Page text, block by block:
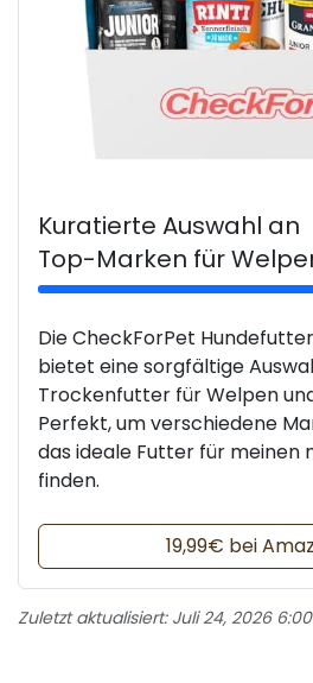
Kuratierte Auswahl an
Top-Marken für
Die CheckForPet
bietet eine sorgfältige
Trockenfutter für Welpen
Perfekt, um verschiedene
das ideale Futter für meinen
finden.
19,99€ bei
Zuletzt aktualisiert: Juli 24, 2026